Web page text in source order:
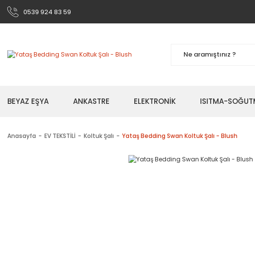
0539 924 83 59
BEYAZ EŞYA ANKASTRE ELEKTRONİK ISITMA-
Anasayfa EV TEKSTİLİ Koltuk Şalı Yataş Bedding Swan Koltuk Şalı - Blush